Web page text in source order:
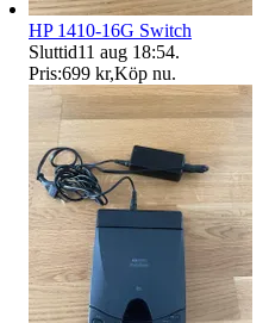
HP 1410-16G Switch
Sluttid11 aug 18:54.
Pris:699 kr,Köp nu.